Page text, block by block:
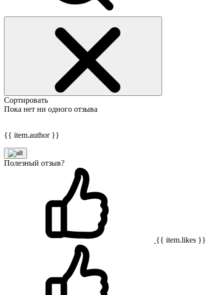
Сортировать
Пока нет ни одного отзыва
{{ item.author }}
Полезный отзыв?
{{ item.likes }}